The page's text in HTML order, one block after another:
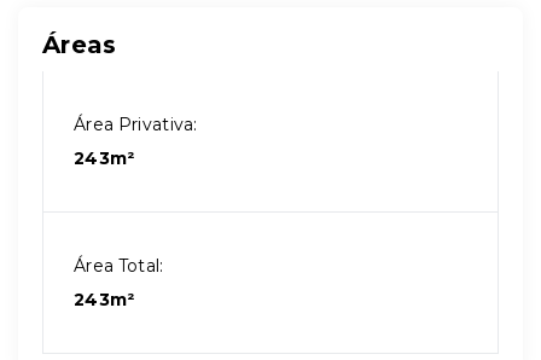
Áreas
Área Privativa:
243m²
Área Total:
243m²